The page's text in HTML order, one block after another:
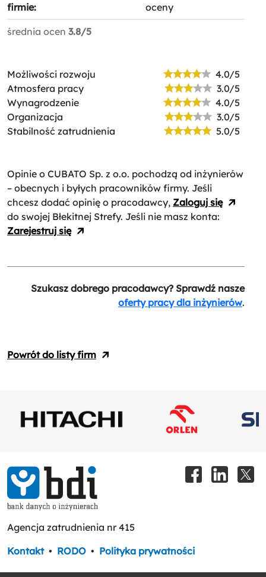
firmie:
oceny
średnia ocen 3.8/5
Możliwości rozwoju
4.0/5
Atmosfera pracy
3.0/5
Wynagrodzenie
4.0/5
Organizacja
3.0/5
Stabilność zatrudnienia
5.0/5
Opinie o CUBATO Sp. z o.o. pochodzą od inżynierów
– obecnych i byłych pracowników firmy. Jeśli
chcesz dodać opinię o pracodawcy, Zaloguj się
do swojej Błekitnej Strefy. Jeśli nie masz konta:
Zarejestruj się
Szukasz dobrego pracodawcy? Sprawdź nasze
oferty pracy dla inżynierów.
Powrót do listy firm
Agencja zatrudnienia nr 415
Kontakt • RODO • Polityka prywatności